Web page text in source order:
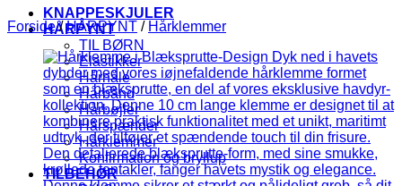
KNAPPESKJULER
HÅRPYNT
TIL BØRN
Elastikker
Hårnåle
Hårbånd
Hårbøjler
Hårspænder
Hårklemmer
Konfirmation og bryllup
TILBEHØR
Forside / HÅRPYNT / Hårklemmer